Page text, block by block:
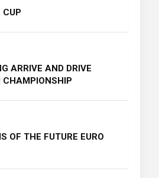
CUP
ARRIVE AND DRIVE
CHAMPIONSHIP
OF THE FUTURE EURO